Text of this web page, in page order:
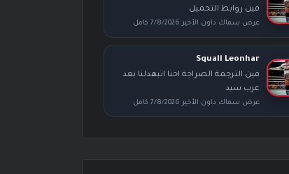
فين روابط التحميل
عرض سماك داون الأخير 7/8/2026 كامل
Squall Leonhar
فين الترجمة الصراجة احنا اتبهدلنا بعد
عرب سيد
عرض سماك داون الأخير 7/8/2026 كامل